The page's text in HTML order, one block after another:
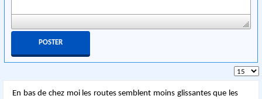
En bas de chez moi les routes semblent moins glissantes que les